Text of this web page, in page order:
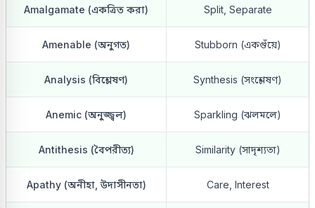
Amalgamate (একত্রিত করা) Split, Separate
Amenable (অনুগত) Stubborn (একগুঁয়ে)
Analysis (বিশ্লেষণ) Synthesis (সংশ্লেষণ)
Anemic (অনুজ্জ্বল) Sparkling (ঝলমলে)
Antithesis (বৈপরীত্য) Similarity (সাদৃশ্যতা)
Apathy (অনীহা, উদাসীনতা) Care, Interest